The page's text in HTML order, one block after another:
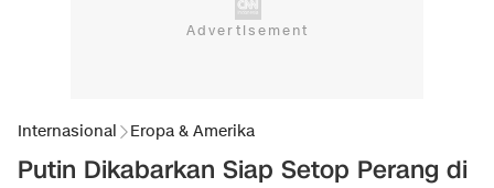
Internasional Eropa & Amerika
Putin Dikabarkan Siap Setop Perang di